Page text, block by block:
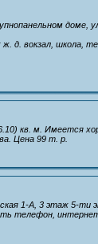
доме,
д. вокзал, школа,
кв. м. Имеется
Цена 99 т. р.
1-А, 3 этаж 5-ти
телефон,